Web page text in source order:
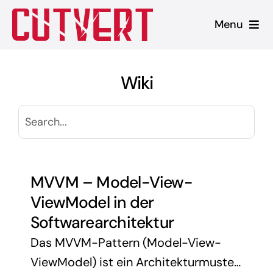
Zum
Inhalt
Menu
Blog
Wiki
MVVM – Model-View-
ViewModel in der
Softwarearchitektur
Das MVVM-Pattern (Model-View-
ViewModel) ist ein Architekturmuster,